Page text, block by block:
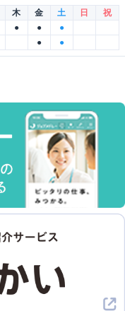
木 金 土 日
祝
● ●
●
● ●